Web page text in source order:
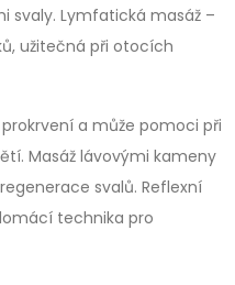
svaly. Lymfatická masáž –
užitečná při otocích
a může pomoci při
Masáž lávovými kameny
svalů. Reflexní
technika pro